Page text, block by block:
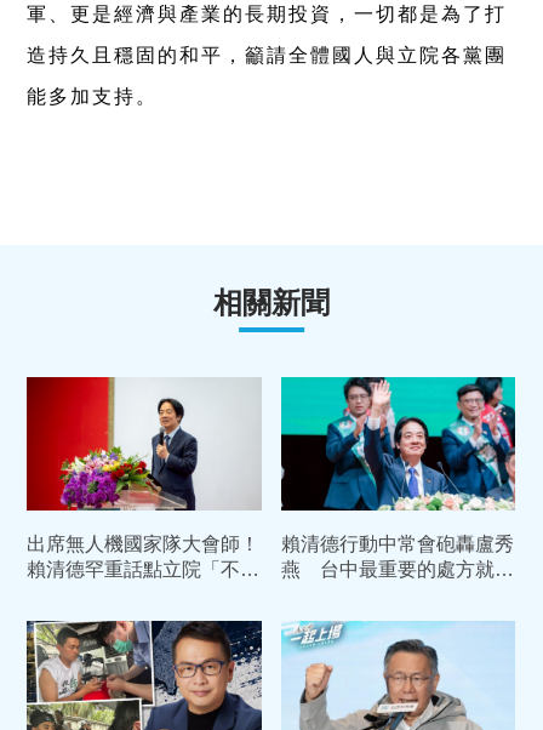
軍、更是經濟與產業的長期投資，一切都是為了打
造持久且穩固的和平，籲請全體國人與立院各黨團
能多加支持。
相關新聞
出席無人機國家隊大會師！
賴清德罕重話點立院「不審
牲國家利益
賴清德行動中常會砲轟盧秀
燕 台中最重要的處方就是